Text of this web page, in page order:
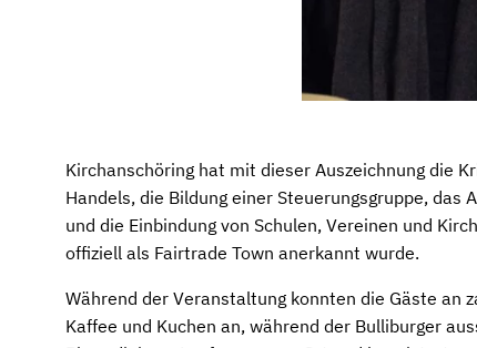
Kirchanschöring hat mit dieser Auszeichnung die
Handels, die Bildung einer Steuerungsgruppe,
und die Einbindung von Schulen, Vereinen und
offiziell als Fairtrade Town anerkannt wurde.
Während der Veranstaltung konnten die Gäste an
Kaffee und Kuchen an, während der Bulliburger